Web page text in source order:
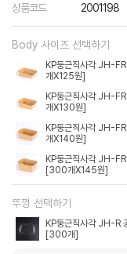
상품코드 2001198
Body 사이즈 선택하기
KP둥근직사각 JH-
개X125원]
KP둥근직사각 JH-
개X130원]
KP둥근직사각 JH-
개X140원]
KP둥근직사각 JH-
[300개X145원]
뚜껑 선택하기
KP둥근직사각 JH-R
[300개]